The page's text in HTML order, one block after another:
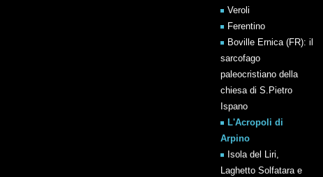
Veroli
Ferentino
Boville Ernica (FR): il
sarcofago
paleocristiano della
chiesa di S.Pietro
Ispano
L'Acropoli di
Arpino
Isola del Liri,
Laghetto Solfatara e